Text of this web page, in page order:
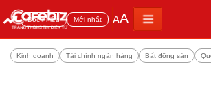
Đọc nhiều Mới nhất AA
Kinh doanh Tài chính ngân hàng Bất động sản